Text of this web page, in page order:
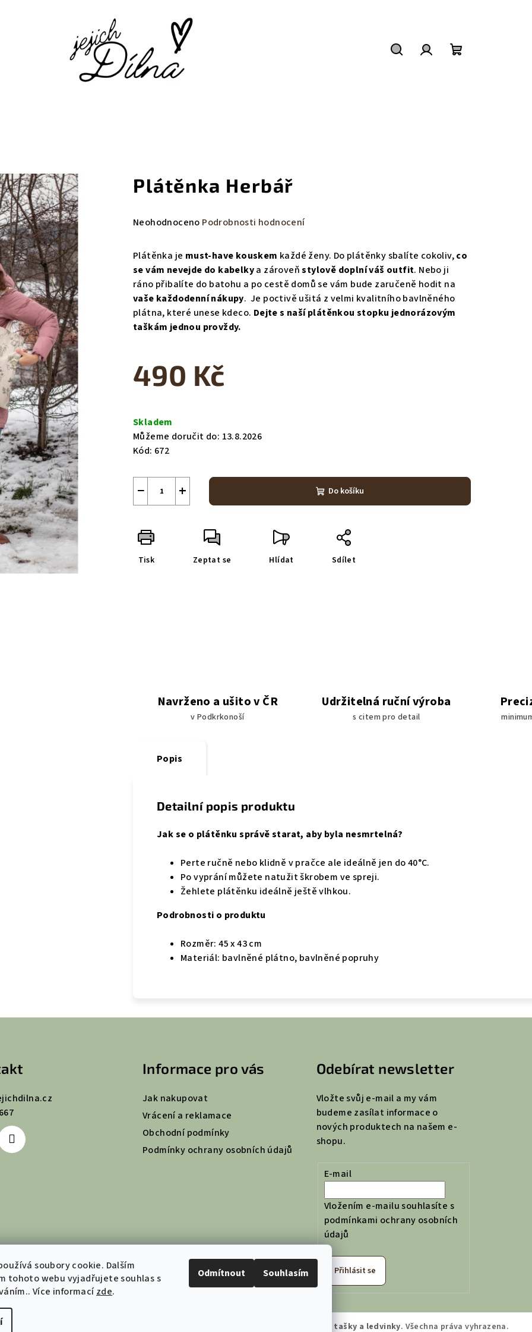
soubory cookie. Dalším
tohoto webu vyjadřujete souhlas s
Více informacízde.
Odmítnout Souhlasím
Plátěnka Herbář
Průměrné
produktu
0,0
hvězdiček.
Neohodnoceno Podrobnosti hodnocení
Plátěnka je must-have kouskem každé ženy. Do plátěnky sbalíte cokoliv,co
se vám nevejde do kabelkya zároveňstylově doplní váš outfit. Nebo ji
ráno přibalíte do batohu a po cestě domů se vám bude zaručeně hodit na
vaše každodenní nákupy. Je poctivě ušitá z velmi kvalitního bavlněného
plátna, které unese kdeco. Dejte s naší plátěnkou stopku jednorázovým
taškám jednou provždy.
490 Kč
cena:
Skladem
Můžeme doručit do: 13.8.2026
Kód: 672
+
− Do košíku
Tisk Zeptat se Hlídat Sdílet
Navrženo a ušito v ČR
v Podkrkonoší
Udržitelná ruční výroba
s citem pro detail
Popis
Detailní popis produktu
Jak se o plátěnku správě starat, aby byla nesmrtelná?
Perte ručně nebo klidně v pračce ale ideálně jen do 40°C.
Po vyprání můžete natužit škrobem ve spreji.
Žehlete plátěnku ideálně ještě vlhkou.
Podrobnosti o produktu
Rozměr: 45 x 43 cm
Materiál: bavlněné plátno, bavlněné popruhy
Informace pro vás
Jak nakupovat
Vrácení a reklamace
Obchodní podmínky
Podmínky ochrany osobních údajů
Odebírat newsletter
Vložte svůj e-mail a my vám
budeme zasílat informace o
nových produktech na našem e-
shopu.
E-mail
Vložením e-mailu souhlasíte s
podmínkami ochrany osobních
údajů
Přihlásit se
Jejich Dílna | České tašky a ledvinky. Všechna práva vyhrazena.